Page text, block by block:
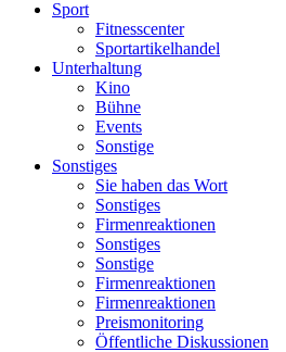
Sport
Fitnesscenter
Sportartikelhandel
Unterhaltung
Kino
Bühne
Events
Sonstige
Sonstiges
Sie haben das Wort
Sonstiges
Firmenreaktionen
Sonstiges
Sonstige
Firmenreaktionen
Firmenreaktionen
Preismonitoring
Öffentliche Diskussionen